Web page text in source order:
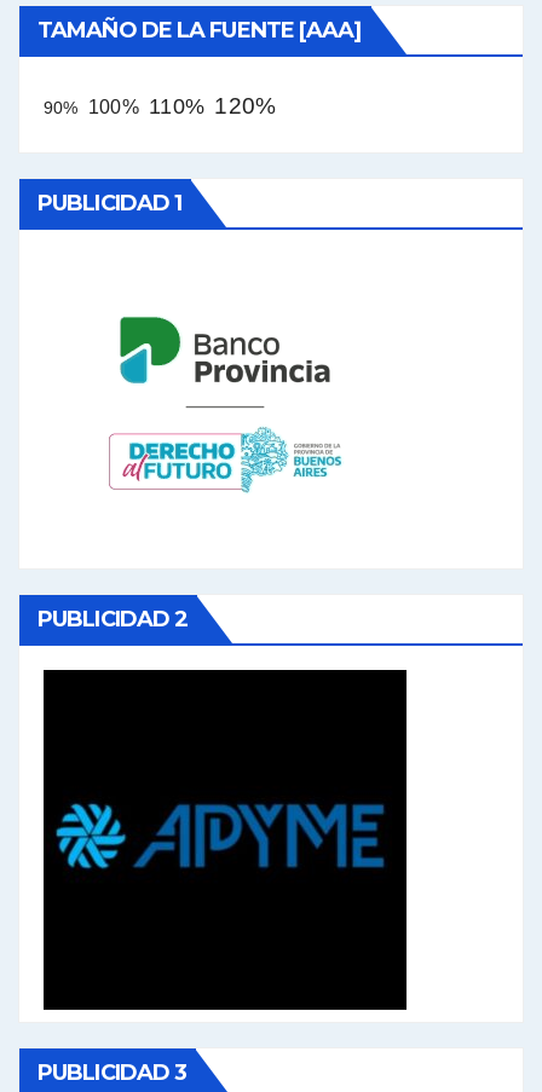
entradas
TAMAÑO DE LA FUENTE [AAA]
90% 100% 110% 120%
PUBLICIDAD 1
PUBLICIDAD 2
PUBLICIDAD 3